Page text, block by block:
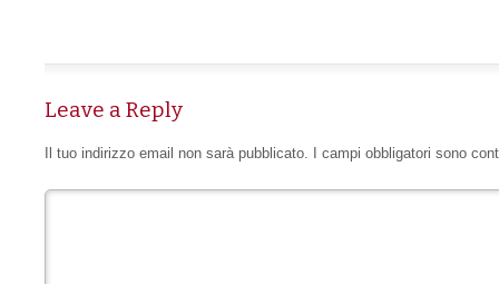
Leave a Reply
Il tuo indirizzo email non sarà pubblicato. I campi obbligatori sono